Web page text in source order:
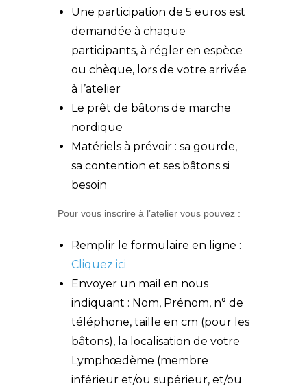
Une participation de 5 euros est
demandée à chaque
participants, à régler en espèce
ou chèque, lors de votre arrivée
à l’atelier
Le prêt de bâtons de marche
nordique
Matériels à prévoir : sa gourde,
sa contention et ses bâtons si
besoin
Pour vous inscrire à l’atelier vous pouvez :
Remplir le formulaire en ligne :
Cliquez ici
Envoyer un mail en nous
indiquant : Nom, Prénom, n° de
téléphone, taille en cm (pour les
bâtons), la localisation de votre
Lymphœdème (membre
inférieur et/ou supérieur, et/ou